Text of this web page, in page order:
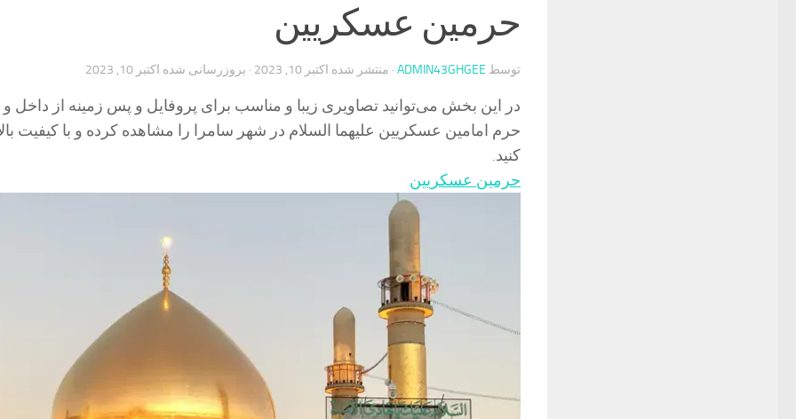
حرمین عسکریین
توسط ADMIN43GHGEE · منتشر شده اکتبر 10, 2023 · بروزرسانی شده اکتبر 10, 2023
در این بخش می‌توانید تصاویری زیبا و مناسب برای پروفایل و پس زمینه از داخل
حرم امامین عسکریین علیهما السلام در شهر سامرا را مشاهده کرده و با کیفیت بالا
کنید.
حرمین عسکریین